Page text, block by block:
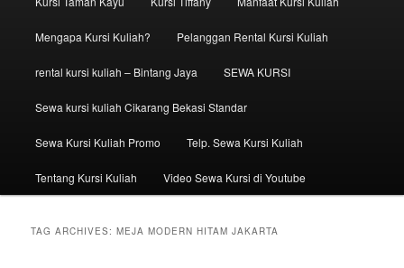
Mengapa Kursi Kuliah? Pelanggan Rental Kursi Kuliah
rental kursi kuliah – Bintang Jaya SEWA KURSI
Sewa kursi kuliah Cikarang Bekasi Standar
Sewa Kursi Kuliah Promo Telp. Sewa Kursi Kuliah
Tentang Kursi Kuliah Video Sewa Kursi di Youtube
TAG ARCHIVES:MEJA MODERN HITAM JAKARTA